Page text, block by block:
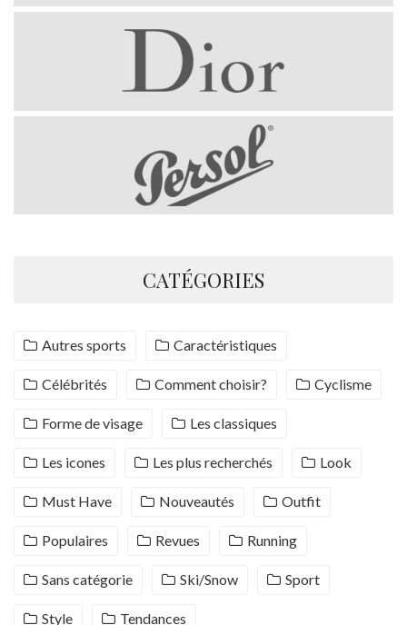
CATÉGORIES
Autres sports Caractéristiques
Célébrités Comment choisir? Cyclisme
Forme de visage Les classiques
Les icones Les plus recherchés Look
Must Have Nouveautés Outfit
Populaires Revues Running
Sans catégorie Ski/Snow Sport
Style Tendances